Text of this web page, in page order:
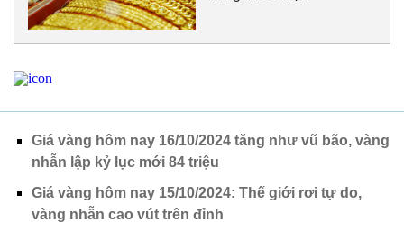
Giá vàng hôm nay 16/10/2024 tăng như vũ bão, vàng
nhẫn lập kỷ lục mới 84 triệu
Giá vàng hôm nay 15/10/2024: Thế giới rơi tự do,
vàng nhẫn cao vút trên đỉnh